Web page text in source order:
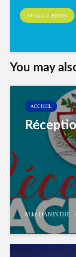
VIEW ALL POSTS
You may
ACCUEIL
Mike DANINTHE